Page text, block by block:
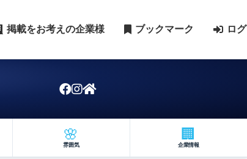
掲載をお考えの企業様 ブックマーク ロ
🌸
雰囲気
🏢
企業情報